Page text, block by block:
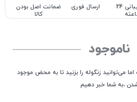
پشتیبانی 24
ارسال فوری
ضمانت اصل بودن
کالا
ناموجود
می‌توانید زنگوله را بزنید تا به محض موجود
،به شما خبر دهیم